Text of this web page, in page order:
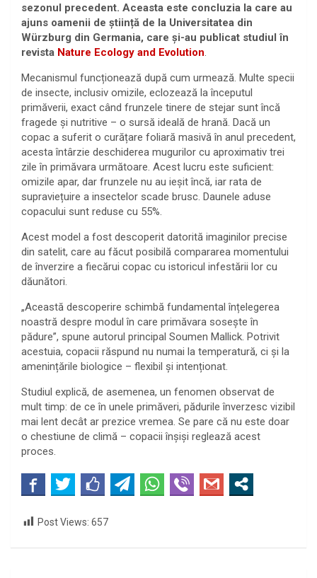
sezonul precedent. Aceasta este concluzia la care au
ajuns oamenii de știință de la Universitatea din
Würzburg din Germania, care și-au publicat studiul în
revista Nature Ecology and Evolution
Mecanismul funcționează după cum urmează. Multe specii
de insecte, inclusiv omizile, eclozează la începutul
primăverii, exact când frunzele tinere de stejar sunt încă
fragede și nutritive – o sursă ideală de hrană. Dacă un
copac a suferit o curățare foliară masivă în anul precedent,
acesta întârzie deschiderea mugurilor cu aproximativ trei
zile în primăvara următoare. Acest lucru este suficient:
omizile apar, dar frunzele nu au ieșit încă, iar rata de
supraviețuire a insectelor scade brusc. Daunele aduse
copacului sunt reduse cu 55%.
Acest model a fost descoperit datorită imaginilor precise
din satelit, care au făcut posibilă compararea momentului
de înverzire a fiecărui copac cu istoricul infestării lor cu
dăunători.
„Această descoperire schimbă fundamental înțelegerea
noastră despre modul în care primăvara sosește în
pădure”, spune autorul principal Soumen Mallick. Potrivit
acestuia, copacii răspund nu numai la temperatură, ci și la
amenințările biologice – flexibil și intenționat.
Studiul explică, de asemenea, un fenomen observat de
mult timp: de ce în unele primăveri, pădurile înverzesc vizibil
mai lent decât ar prezice vremea. Se pare că nu este doar
o chestiune de climă – copacii înșiși reglează acest
proces.
Post Views: 657